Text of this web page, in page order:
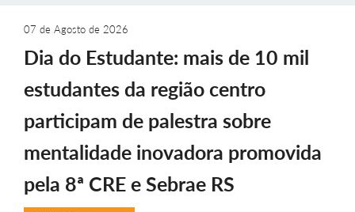
07 de Agosto de 2026
Dia do Estudante: mais de 10 mil
estudantes da região centro
participam de palestra sobre
mentalidade inovadora promovida
pela 8ª CRE e Sebrae RS